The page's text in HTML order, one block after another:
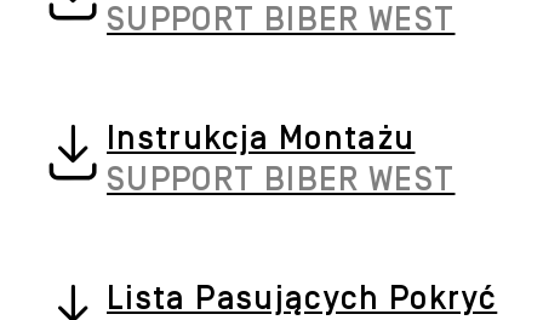
SUPPORT BIBER WEST
Instrukcja Montażu
SUPPORT BIBER WEST
Lista Pasujących Pokryć